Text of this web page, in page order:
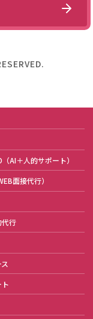
（AI＋人的サポート）
面接代行）
代行